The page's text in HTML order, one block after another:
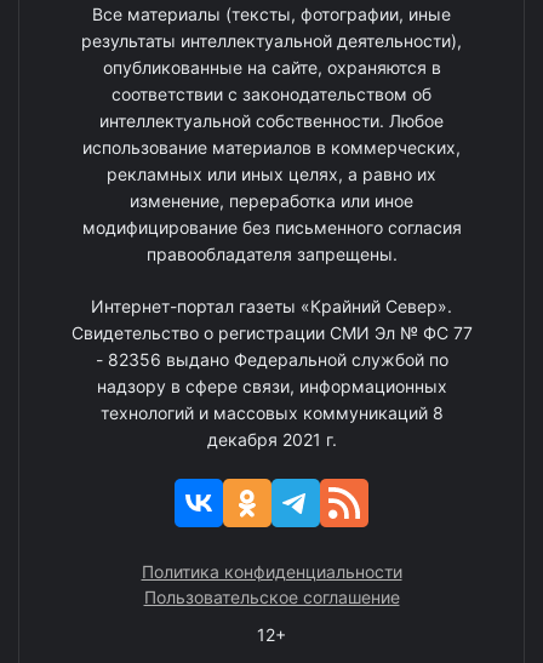
Все материалы (тексты, фотографии, иные
результаты интеллектуальной деятельности),
опубликованные на сайте, охраняются в
соответствии с законодательством об
интеллектуальной собственности. Любое
использование материалов в коммерческих,
рекламных или иных целях, а равно их
изменение, переработка или иное
модифицирование без письменного согласия
правообладателя запрещены.
Интернет-портал газеты «Крайний Север».
Свидетельство о регистрации СМИ Эл № ФС 77
- 82356 выдано Федеральной службой по
надзору в сфере связи, информационных
технологий и массовых коммуникаций 8
декабря 2021 г.
Политика конфиденциальности
Пользовательское соглашение
12+